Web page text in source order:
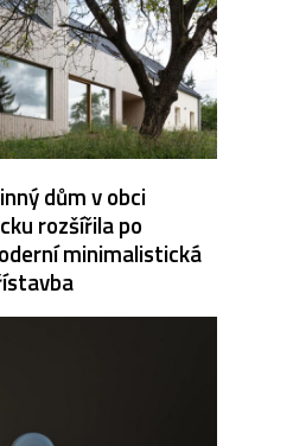
dům v obci
rozšířila po
minimalistická